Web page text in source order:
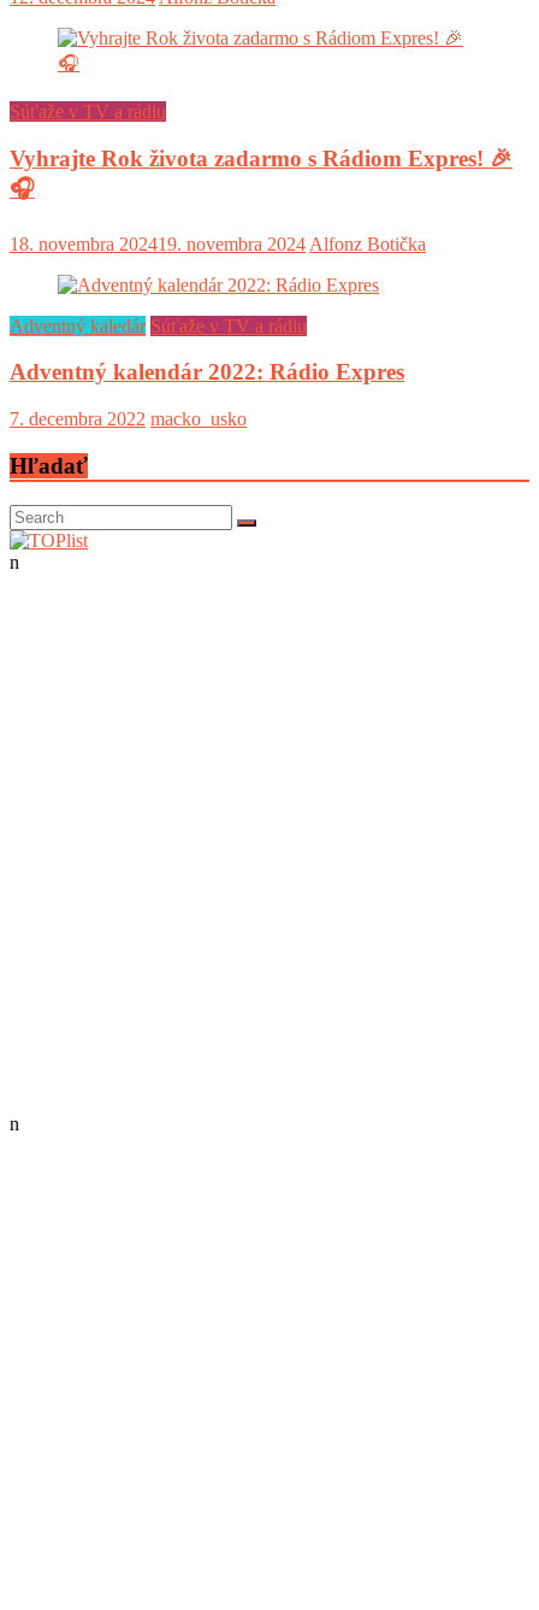
Súťaže v TV a rádiu
Vyhrajte Rok života zadarmo s Rádiom Expres! 🎉
🎧
18. novembra 202419. novembra 2024 Alfonz Botička
Adventný kaledár Súťaže v TV a rádiu
Adventný kalendár 2022: Rádio Expres
7. decembra 2022 macko_usko
Hľadať
n
n